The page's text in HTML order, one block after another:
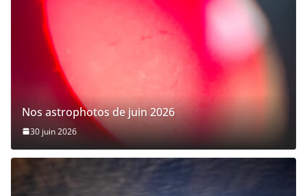
Nos astrophotos de juin 2026
30 juin 2026